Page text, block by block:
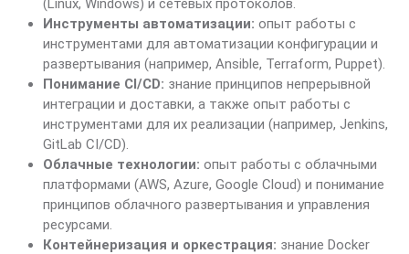
(Linux, Windows) и сетевых протоколов.
Инструменты автоматизации: опыт работы с
инструментами для автоматизации конфигурации и
развертывания (например, Ansible, Terraform, Puppet).
Понимание CI/CD: знание принципов непрерывной
интеграции и доставки, а также опыт работы с
инструментами для их реализации (например, Jenkins,
GitLab CI/CD).
Облачные технологии: опыт работы с облачными
платформами (AWS, Azure, Google Cloud) и понимание
принципов облачного развертывания и управления
ресурсами.
Контейнеризация и оркестрация: знание Docker